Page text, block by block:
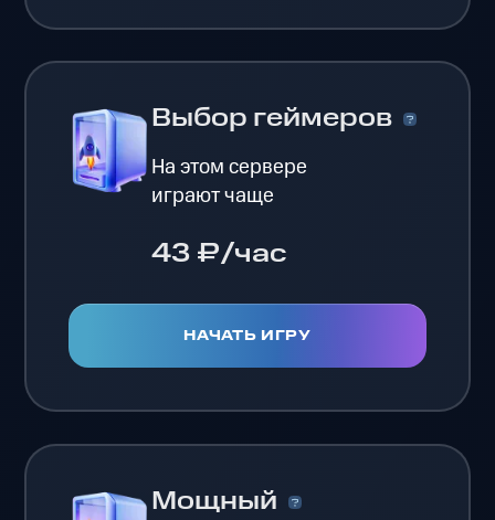
Выбор геймеров
На этом сервере
играют чаще
43 ₽/час
НАЧАТЬ ИГРУ
Мощный